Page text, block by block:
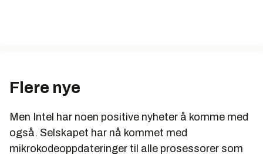
Flere nye
Men Intel har noen positive nyheter å komme med
også. Selskapet har nå kommet med
mikrokodeoppdateringer til alle prosessorer som